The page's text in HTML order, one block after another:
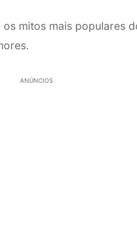
mitos mais populares
ANÚNCIOS